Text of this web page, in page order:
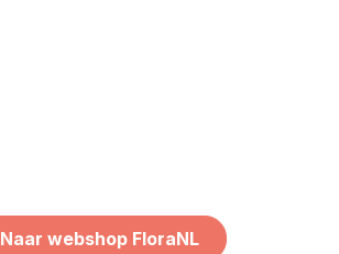
Naar webshop FloraNL